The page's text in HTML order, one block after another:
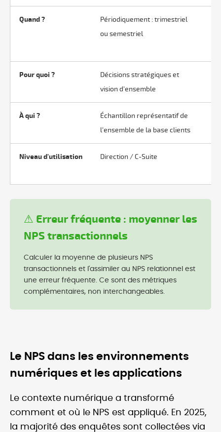
Quand ?
Périodiquement : trimestriel
ou semestriel
Pour quoi ?
Décisions stratégiques et
vision d'ensemble
À qui ?
Échantillon représentatif de
l'ensemble de la base clients
Niveau d'utilisation Direction / C-Suite
⚠ Erreur fréquente : moyenner les
NPS transactionnels
Calculer la moyenne de plusieurs NPS
transactionnels et l'assimiler au NPS relationnel est
une erreur fréquente. Ce sont des métriques
complémentaires, non interchangeables.
Le NPS dans les environnements
numériques et les applications
Le contexte numérique a transformé
comment et où le NPS est appliqué. En 2025,
la majorité des enquêtes sont collectées via